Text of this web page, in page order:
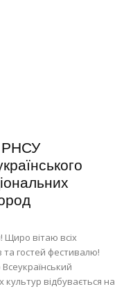
РНСУ
Щиро вітаю всіх
та гостей фестивалю!
відбувається на